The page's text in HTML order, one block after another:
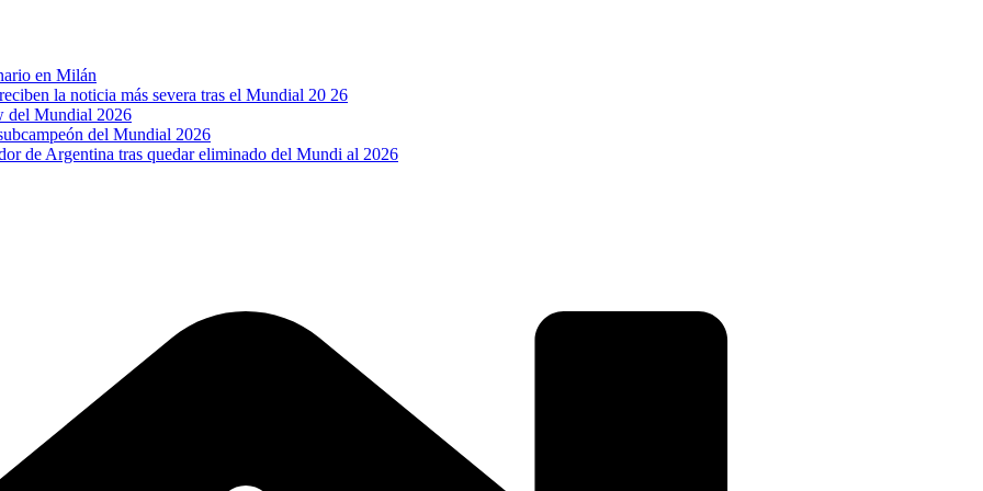
en Milán
la noticia más severa tras el Mundial 20 26
del Mundial 2026
del Mundial 2026
de Argentina tras quedar eliminado del Mundi al 2026